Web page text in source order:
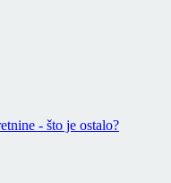
- što je ostalo?